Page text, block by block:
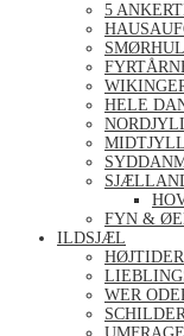
5
HELE
FYN &
ILDSJÆL
WER